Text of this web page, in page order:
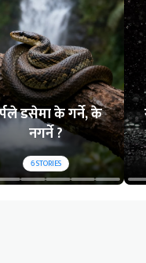
डसेमा के गर्ने, के
नगर्ने ?
6STORIES